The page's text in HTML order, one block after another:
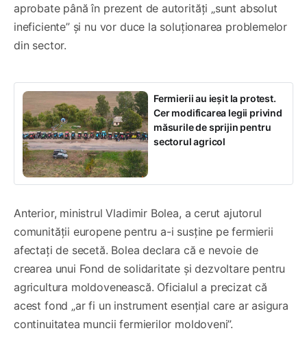
aprobate până în prezent de autorități „sunt absolut
ineficiente” și nu vor duce la soluționarea problemelor
din sector.
Fermierii au ieșit la protest.
Cer modificarea legii privind
măsurile de sprijin pentru
sectorul agricol
Anterior, ministrul Vladimir Bolea, a cerut ajutorul
comunității europene pentru a-i susține pe fermierii
afectați de secetă. Bolea declara că e nevoie de
crearea unui Fond de solidaritate și dezvoltare pentru
agricultura moldovenească. Oficialul a precizat că
acest fond „ar fi un instrument esențial care ar asigura
continuitatea muncii fermierilor moldoveni”.